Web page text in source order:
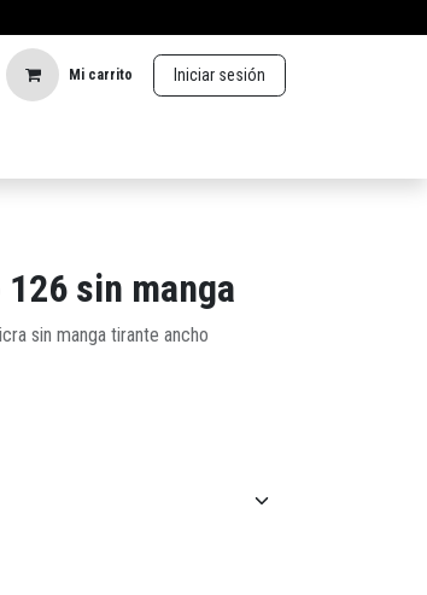
Mi carrito Iniciar sesión
sin manga
sin manga tirante ancho